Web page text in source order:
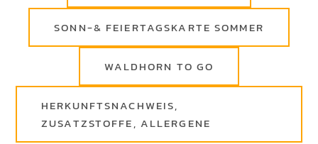
SONN-& FEIERTAGSKARTE SOMMER
WALDHORN TO GO
HERKUNFTSNACHWEIS,
ZUSATZSTOFFE, ALLERGENE